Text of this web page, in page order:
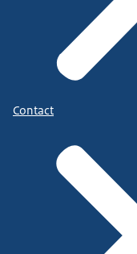
Contact